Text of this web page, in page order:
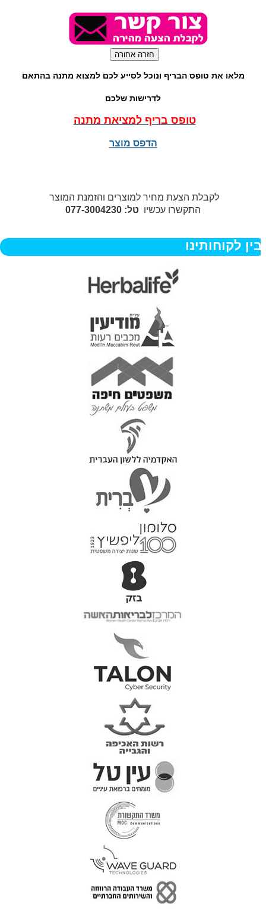
מלאו את טופס הבריף ונוכל לסייע לכם למצוא מתנה בהתאם
לדרישות שלכם
טופס בריף למציאת מתנה
הדפס מוצר
לקבלת הצעת מחיר למוצרים והזמנת המוצר
התקשרו עכשיו טל: 077-3004230
לקוחותינו